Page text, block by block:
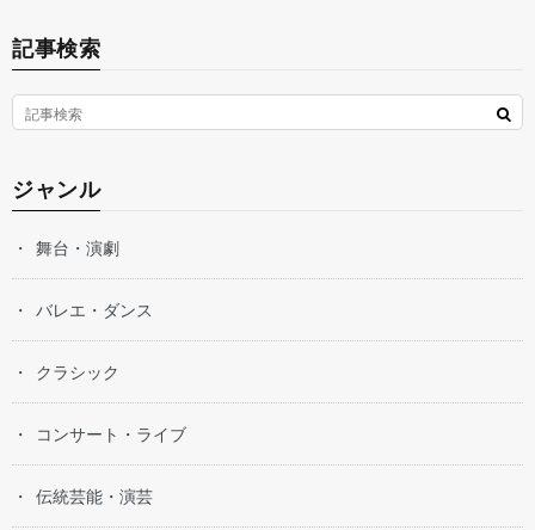
記事検索
ジャンル
舞台・演劇
バレエ・ダンス
クラシック
コンサート・ライブ
伝統芸能・演芸